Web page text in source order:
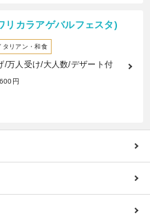
リカラアゲバルフェスタ)
タリアン・和食
/万人受け/大人数/デザート付
円